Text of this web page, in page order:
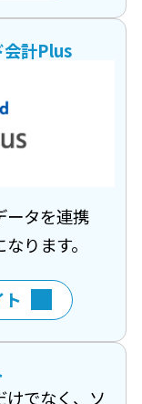
会計Plus
ータを連携
ります。
けでなく、ソ